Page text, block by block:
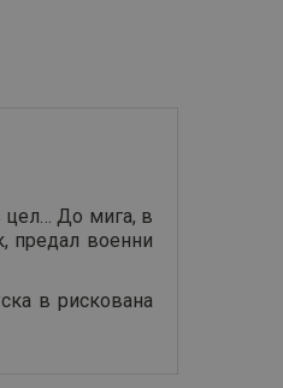
цел… До мига, в
предал военни
в рискована